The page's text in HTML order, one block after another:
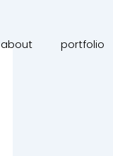
about portfolio